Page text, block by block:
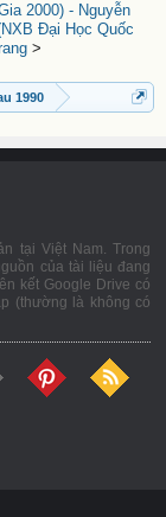
2000) - Nguyễn
Đại Học Quốc
>
1990
tại Việt Nam. Trong
của tài liệu đang
kết Google Drive có
(thường là không có